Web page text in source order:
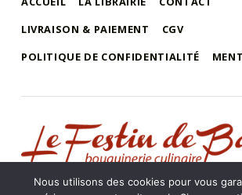
LIVRAISON & PAIEMENT
CGV
POLITIQUE DE CONFIDENTIALITÉ
le festin de babette
"LE FESTIN DE BABETTE" – BOUQUINERIE GASTRONOMIQUE
Nous utilisons des cookies pour vous